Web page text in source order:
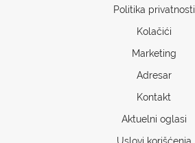
Politika privatnosti
Kolačići
Marketing
Adresar
Kontakt
Aktuelni oglasi